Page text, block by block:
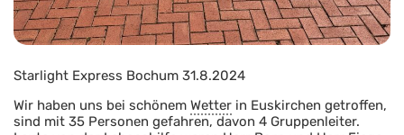
Starlight Express Bochum 31.8.2024
Wir haben uns bei schönem Wetter in Euskirchen getroffen,
sind mit 35 Personen gefahren, davon 4 Gruppenleiter.